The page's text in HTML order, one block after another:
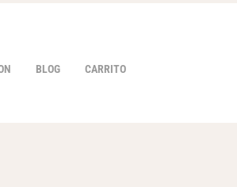
BLOG CARRITO